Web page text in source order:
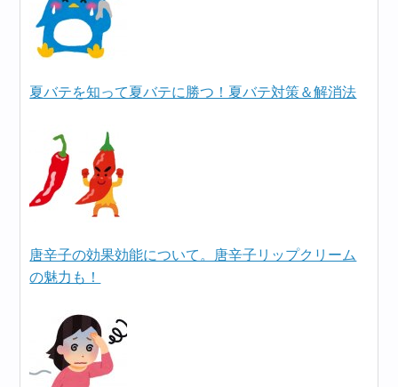
夏バテを知って夏バテに勝つ！夏バテ対策＆解消法
唐辛子の効果効能について。唐辛子リップクリーム
の魅力も！